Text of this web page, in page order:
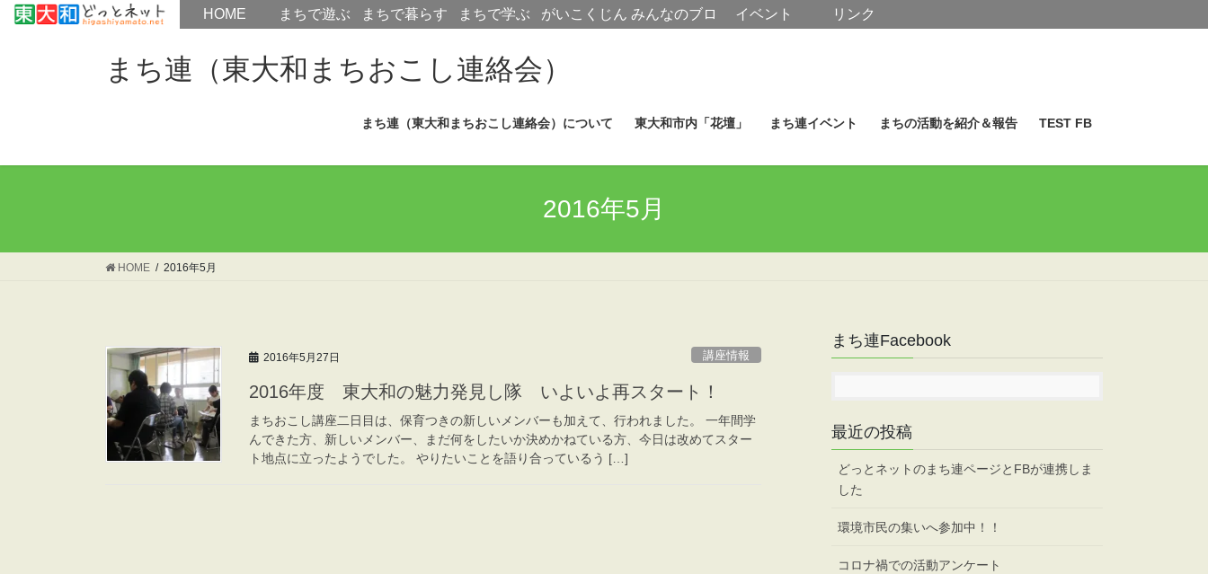
ス
ン
まち連（東大和まちおこし連絡会）
まち連（東大和まちおこし連絡会）について 東大和市内「花壇」 まち連イベント まちの活動を紹介＆報告 TEST FB
2016年5月
HOME 2016年5月
2016年5月27日 講座情報
2016年度 東大和の魅力発見し隊 いよいよ再スタート！
まちおこし講座二日目は、保育つきの新しいメンバーも加えて、行われました。 一年間学
んできた方、新しいメンバー、まだ何をしたいか決めかねている方、今日は改めてスター
ト地点に立ったようでした。 やりたいことを語り合っているう […]
まち連Facebook
最近の投稿
どっとネットのまち連ページとFBが連携しま
した
環境市民の集いへ参加中！！
コロナ禍での活動アンケート
HOMEHOME まちで遊ぶ まちで暮らす まちで学ぶ がいこくじん みんなのブロ
イベント リンク